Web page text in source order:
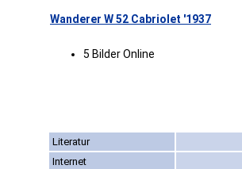
Wanderer W 52 Cabriolet '1937
5 Bilder Online
Literatur
Internet